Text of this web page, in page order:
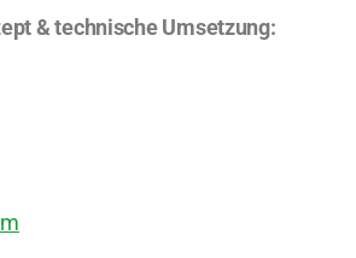
& technische Umsetzung: